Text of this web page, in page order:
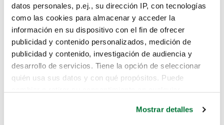
datos personales, p.ej., su dirección IP, con tecnologías
como las cookies para almacenar y acceder la
información en su dispositivo con el fin de ofrecer
publicidad y contenido personalizados, medición de
publicidad y contenido, investigación de audiencia y
desarrollo de servicios. Tiene la opción de seleccionar
quién usa sus datos y con qué propósitos. Puede
Mostrar detalles
Lo sentimos, no sabemos como
te hemos traido hasta aquí.
Pero puedes encontrar el coche que estás
buscando en alguno de estos enlaces: